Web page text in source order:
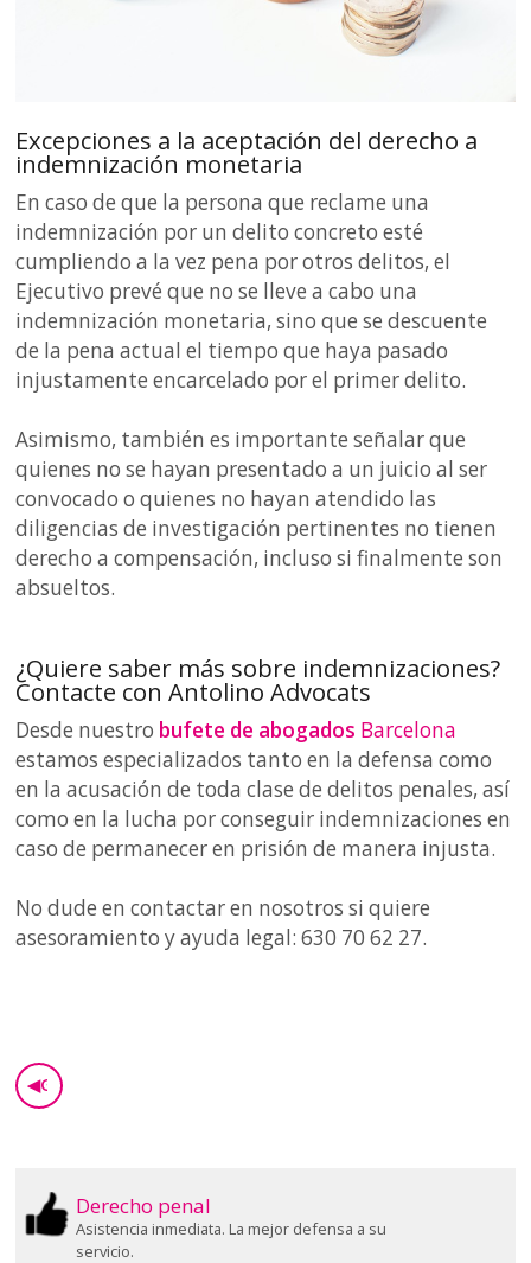
Excepciones a la aceptación del derecho a
indemnización monetaria
En caso de que la persona que reclame una
indemnización por un delito concreto esté
cumpliendo a la vez pena por otros delitos, el
Ejecutivo prevé que no se lleve a cabo una
indemnización monetaria, sino que se descuente
de la pena actual el tiempo que haya pasado
injustamente encarcelado por el primer delito.
Asimismo, también es importante señalar que
quienes no se hayan presentado a un juicio al ser
convocado o quienes no hayan atendido las
diligencias de investigación pertinentes no tienen
derecho a compensación, incluso si finalmente son
absueltos.
¿Quiere saber más sobre indemnizaciones?
Contacte con Antolino Advocats
Desde nuestro bufete de abogados Barcelona
estamos especializados tanto en la defensa como
en la acusación de toda clase de delitos penales, así
como en la lucha por conseguir indemnizaciones en
caso de permanecer en prisión de manera injusta.
No dude en contactar en nosotros si quiere
asesoramiento y ayuda legal: 630 70 62 27.
◀GO BACK
Derecho penal
Asistencia inmediata. La mejor defensa a su
servicio.